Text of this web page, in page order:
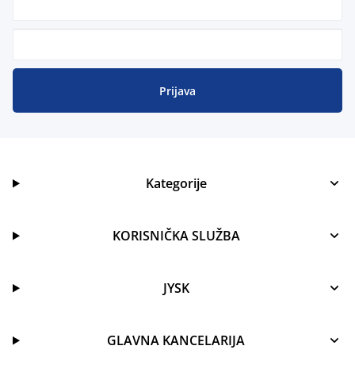
Prijava
Kategorije
KORISNIČKA SLUŽBA
JYSK
GLAVNA KANCELARIJA